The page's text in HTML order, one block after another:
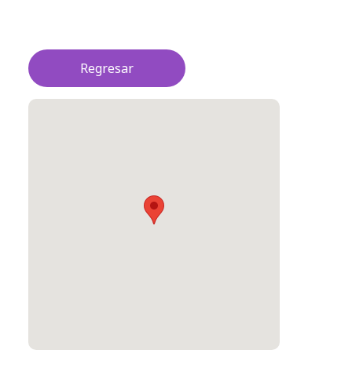
Regresar